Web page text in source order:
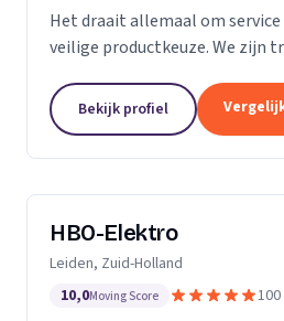
Het draait allemaal om service
veilige productkeuze. We zijn
dan bij onszelf. We vinden ons
Bekijk profiel
HBO-Elektro
Leiden, Zuid-Holland
10,0Moving Score